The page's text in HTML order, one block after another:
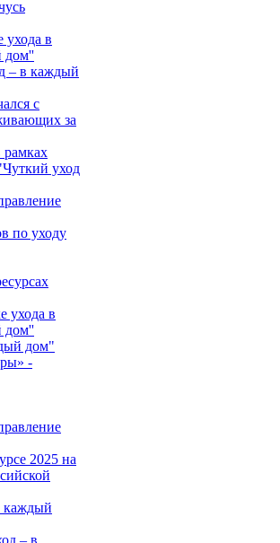
ухода в
дом''
– в каждый
с
за
рамках
уход
по уходу
ухода в
дом''
дом"
-
2025 на
каждый
– в